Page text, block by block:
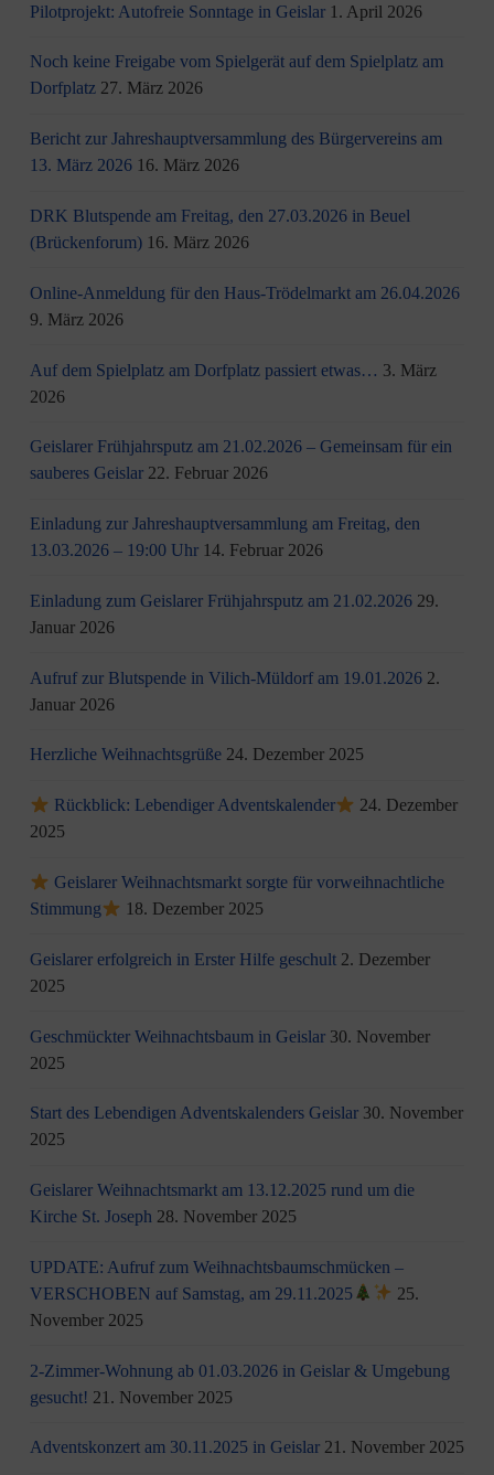
Pilotprojekt: Autofreie Sonntage in Geislar 1. April 2026
Noch keine Freigabe vom Spielgerät auf dem Spielplatz am
Dorfplatz 27. März 2026
Bericht zur Jahreshauptversammlung des Bürgervereins am
13. März 2026 16. März 2026
DRK Blutspende am Freitag, den 27.03.2026 in Beuel
(Brückenforum) 16. März 2026
Online-Anmeldung für den Haus-Trödelmarkt am 26.04.2026
9. März 2026
Auf dem Spielplatz am Dorfplatz passiert etwas… 3. März
2026
Geislarer Frühjahrsputz am 21.02.2026 – Gemeinsam für ein
sauberes Geislar 22. Februar 2026
Einladung zur Jahreshauptversammlung am Freitag, den
13.03.2026 – 19:00 Uhr 14. Februar 2026
Einladung zum Geislarer Frühjahrsputz am 21.02.2026 29.
Januar 2026
Aufruf zur Blutspende in Vilich-Müldorf am 19.01.2026 2.
Januar 2026
Herzliche Weihnachtsgrüße 24. Dezember 2025
Rückblick: Lebendiger Adventskalender
24. Dezember
2025
Geislarer Weihnachtsmarkt sorgte für vorweihnachtliche
Stimmung
18. Dezember 2025
Geislarer erfolgreich in Erster Hilfe geschult 2. Dezember
2025
Geschmückter Weihnachtsbaum in Geislar 30. November
2025
Start des Lebendigen Adventskalenders Geislar 30. November
2025
Geislarer Weihnachtsmarkt am 13.12.2025 rund um die
Kirche St. Joseph 28. November 2025
UPDATE: Aufruf zum Weihnachtsbaumschmücken –
VERSCHOBEN auf Samstag, am 29.11.2025
25.
November 2025
2-Zimmer-Wohnung ab 01.03.2026 in Geislar & Umgebung
gesucht! 21. November 2025
Adventskonzert am 30.11.2025 in Geislar 21. November 2025